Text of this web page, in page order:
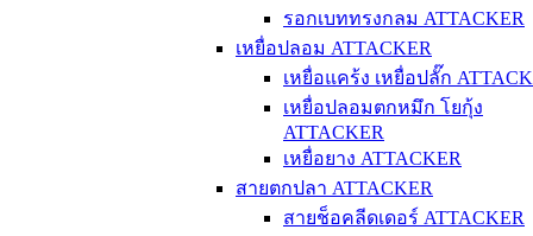
รอกเบททรงกลม ATTACKER
เหยื่อปลอม ATTACKER
เหยื่อแคร้ง เหยื่อปลั๊ก
เหยื่อปลอมตกหมึก โยกุ้ง
ATTACKER
เหยื่อยาง ATTACKER
สายตกปลา ATTACKER
สายช็อคลีดเดอร์ ATTACKER